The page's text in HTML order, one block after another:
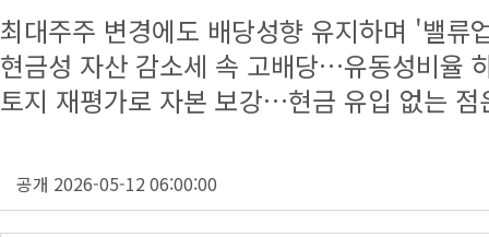
최대주주 변경에도 배당성향 유지하며 '밸류
현금성 자산 감소세 속 고배당…유동성비율
토지 재평가로 자본 보강…현금 유입 없는 점
공개 2026-05-12 06:00:00